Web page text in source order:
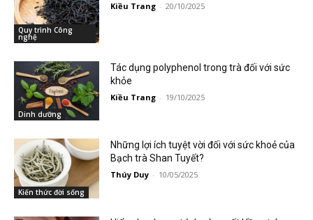
Quy trình Công
nghệ
Kiều Trang - 20/10/2025
Dinh dưỡng
Tác dụng polyphenol trong trà đối với sức
khỏe
Kiều Trang - 19/10/2025
Kiến thức đời sống
Những lợi ích tuyệt vời đối với sức khoẻ của
Bạch trà Shan Tuyết?
Thúy Duy - 10/05/2025